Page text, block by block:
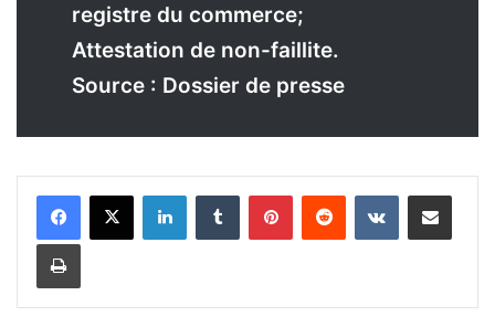
registre du commerce;
Attestation de non-faillite.
Source : Dossier de presse